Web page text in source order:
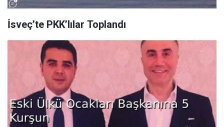
İsveç’te PKK’lılar Toplandı